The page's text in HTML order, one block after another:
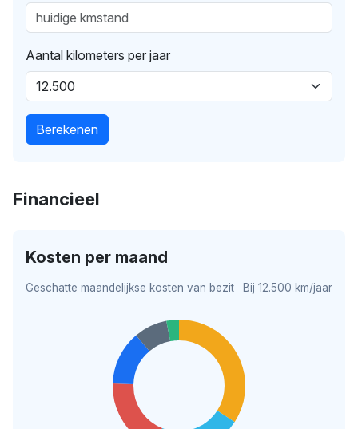
Aantal kilometers per jaar
Berekenen
Financieel
Kosten per maand
Geschatte maandelijkse kosten van bezit Bij 12.500 km/jaar